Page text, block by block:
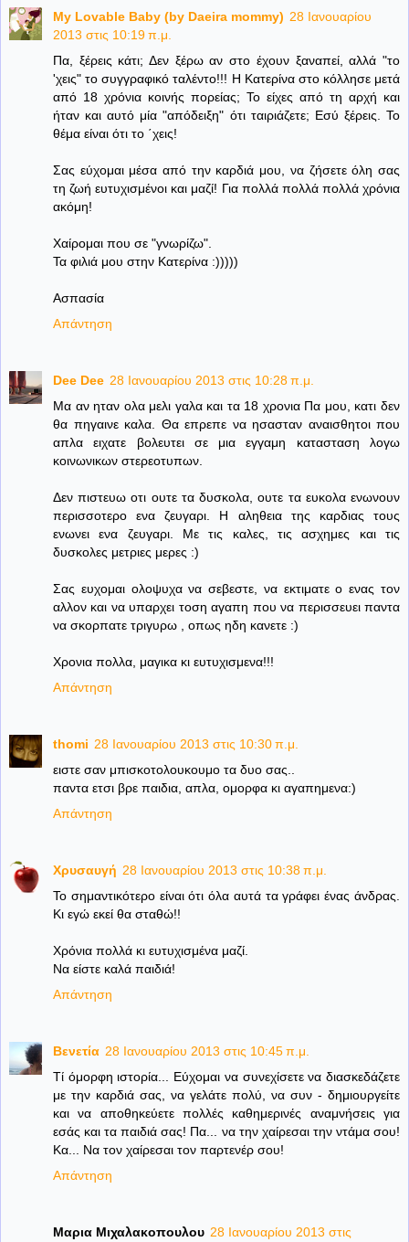
My Lovable Baby (by Daeira mommy) 28 Ιανουαρίου
2013 στις 10:19 π.μ.
Πα, ξέρεις κάτι; Δεν ξέρω αν στο έχουν ξαναπεί, αλλά "το
'χεις" το συγγραφικό ταλέντο!!! Η Κατερίνα στο κόλλησε μετά
από 18 χρόνια κοινής πορείας; Το είχες από τη αρχή και
ήταν και αυτό μία "απόδειξη" ότι ταιριάζετε; Εσύ ξέρεις. Το
θέμα είναι ότι το ΄χεις!
Σας εύχομαι μέσα από την καρδιά μου, να ζήσετε όλη σας
τη ζωή ευτυχισμένοι και μαζί! Για πολλά πολλά πολλά χρόνια
ακόμη!
Χαίρομαι που σε "γνωρίζω".
Τα φιλιά μου στην Κατερίνα :)))))
Ασπασία
Απάντηση
Dee Dee 28 Ιανουαρίου 2013 στις 10:28 π.μ.
Μα αν ηταν ολα μελι γαλα και τα 18 χρονια Πα μου, κατι δεν
θα πηγαινε καλα. Θα επρεπε να ησασταν αναισθητοι που
απλα ειχατε βολευτει σε μια εγγαμη κατασταση λογω
κοινωνικων στερεοτυπων.
Δεν πιστευω οτι ουτε τα δυσκολα, ουτε τα ευκολα ενωνουν
περισσοτερο ενα ζευγαρι. Η αληθεια της καρδιας τους
ενωνει ενα ζευγαρι. Με τις καλες, τις ασχημες και τις
δυσκολες μετριες μερες :)
Σας ευχομαι ολοψυχα να σεβεστε, να εκτιματε ο ενας τον
αλλον και να υπαρχει τοση αγαπη που να περισσευει παντα
να σκορπατε τριγυρω , οπως ηδη κανετε :)
Χρονια πολλα, μαγικα κι ευτυχισμενα!!!
Απάντηση
thomi 28 Ιανουαρίου 2013 στις 10:30 π.μ.
ειστε σαν μπισκοτολουκουμο τα δυο σας..
παντα ετσι βρε παιδια, απλα, ομορφα κι αγαπημενα:)
Απάντηση
Χρυσαυγή 28 Ιανουαρίου 2013 στις 10:38 π.μ.
Το σημαντικότερο είναι ότι όλα αυτά τα γράφει ένας άνδρας.
Κι εγώ εκεί θα σταθώ!!
Χρόνια πολλά κι ευτυχισμένα μαζί.
Να είστε καλά παιδιά!
Απάντηση
Βενετία 28 Ιανουαρίου 2013 στις 10:45 π.μ.
Τί όμορφη ιστορία... Εύχομαι να συνεχίσετε να διασκεδάζετε
με την καρδιά σας, να γελάτε πολύ, να συν - δημιουργείτε
και να αποθηκεύετε πολλές καθημερινές αναμνήσεις για
εσάς και τα παιδιά σας! Πα... να την χαίρεσαι την ντάμα σου!
Κα... Να τον χαίρεσαι τον παρτενέρ σου!
Απάντηση
Μαρια Μιχαλακοπουλου 28 Ιανουαρίου 2013 στις